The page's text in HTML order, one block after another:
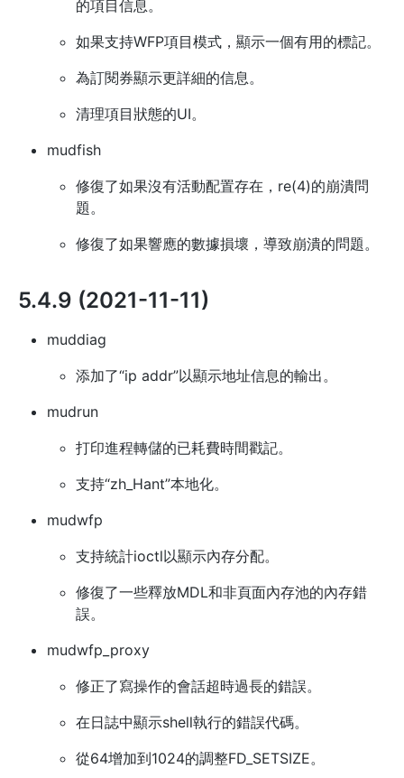
的項目信息。
如果支持WFP項目模式，顯示一個有用的標記。
為訂閱券顯示更詳細的信息。
清理項目狀態的UI。
mudfish
修復了如果沒有活動配置存在，re(4)的崩潰問
題。
修復了如果響應的數據損壞，導致崩潰的問題。
5.4.9 (2021-11-11)
muddiag
添加了“ip addr”以顯示地址信息的輸出。
mudrun
打印進程轉儲的已耗費時間戳記。
支持“zh_Hant”本地化。
mudwfp
支持統計ioctl以顯示內存分配。
修復了一些釋放MDL和非頁面內存池的內存錯
誤。
mudwfp_proxy
修正了寫操作的會話超時過長的錯誤。
在日誌中顯示shell執行的錯誤代碼。
從64增加到1024的調整FD_SETSIZE。